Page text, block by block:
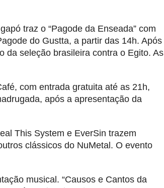
traz o “Pagode da Enseada” com
do Gustta, a partir das 14h. Após
da seleção brasileira contra o Egito. As
com entrada gratuita até as 21h,
após a apresentação da
This System e EverSin trazem
clássicos do NuMetal. O evento
musical. “Causos e Cantos da